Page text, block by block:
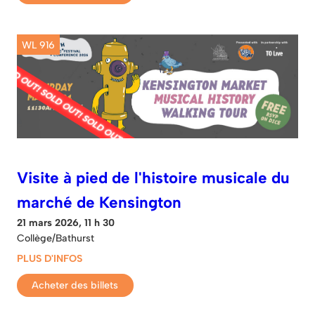
WL 916
Visite à pied de l'histoire musicale du
marché de Kensington
21 mars 2026, 11 h 30
Collège/Bathurst
PLUS D'INFOS
Acheter des billets